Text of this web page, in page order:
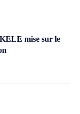
mise sur le